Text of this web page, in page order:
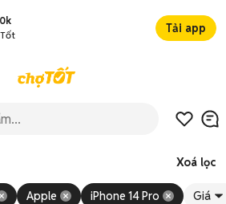
Tải app
Xoá lọc
Apple iPhone 14 Pro Giá